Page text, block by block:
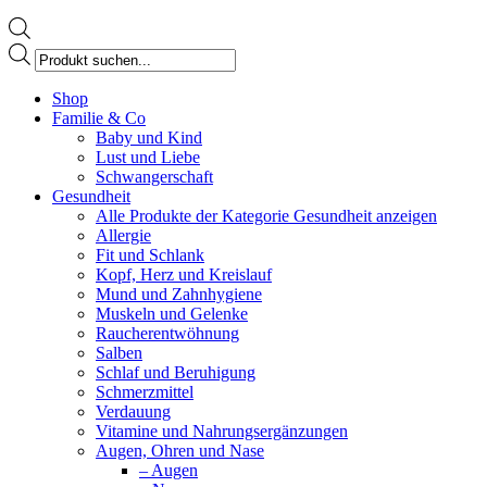
Products
search
page
opens
Shop
Familie & Co
Baby und Kind
Lust und Liebe
Schwangerschaft
Gesundheit
Alle Produkte der Kategorie Gesundheit anzeigen
Allergie
Fit und Schlank
Kopf, Herz und Kreislauf
Mund und Zahnhygiene
Muskeln und Gelenke
Raucherentwöhnung
Salben
Schlaf und Beruhigung
Schmerzmittel
Verdauung
Vitamine und Nahrungsergänzungen
Augen, Ohren und Nase
– Augen